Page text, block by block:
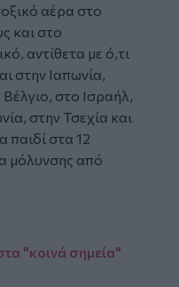
αέρα στο
και στο
αντίθετα με ό,τι
στην Ιαπωνία,
Βέλγιο, στο Ισραήλ,
στην Τσεχία και
παιδί στα 12
μόλυνσης από
"κοινά σημεία"